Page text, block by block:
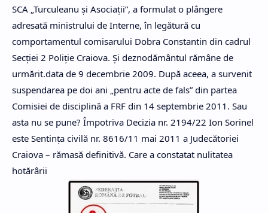
SCA „Turculeanu şi Asociaţii”, a formulat o plângere
adresată ministrului de Interne, în legătură cu
comportamentul comisarului Dobra Constantin din cadrul
Secţiei 2 Poliţie Craiova. Şi deznodământul rămâne de
urmărit.data de 9 decembrie 2009. După aceea, a survenit
suspendarea pe doi ani „pentru acte de fals” din partea
Comisiei de disciplină a FRF din 14 septembrie 2011. Sau
asta nu se pune? Împotriva Decizia nr. 2194/22 Ion Sorinel
este Sentinţa civilă nr. 8616/11 mai 2011 a Judecătoriei
Craiova – rămasă definitivă. Care a constatat nulitatea
hotărârii